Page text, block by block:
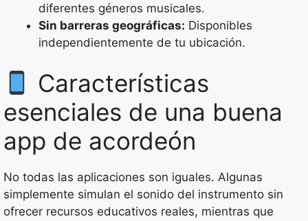
diferentes géneros musicales.
Sin barreras geográficas: Disponibles
independientemente de tu ubicación.
Características
esenciales de una buena
app de acordeón
No todas las aplicaciones son iguales. Algunas
simplemente simulan el sonido del instrumento sin
ofrecer recursos educativos reales, mientras que